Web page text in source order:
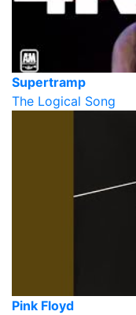
Supertramp
The Logical Song
Pink Floyd